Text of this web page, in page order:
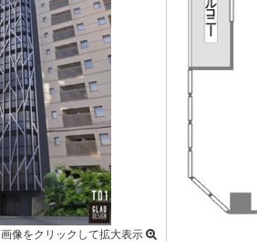
画像をクリックして拡大表示